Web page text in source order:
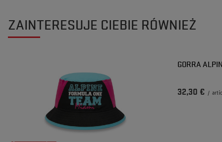
ZAINTERESUJE CIEBIE RÓWNIEŻ
GORRA
32,30 € /